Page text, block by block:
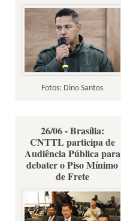
Fotos: Dino Santos
26/06 - Brasília:
CNTTL participa de
Audiência Pública para
debater o Piso Mínimo
de Frete